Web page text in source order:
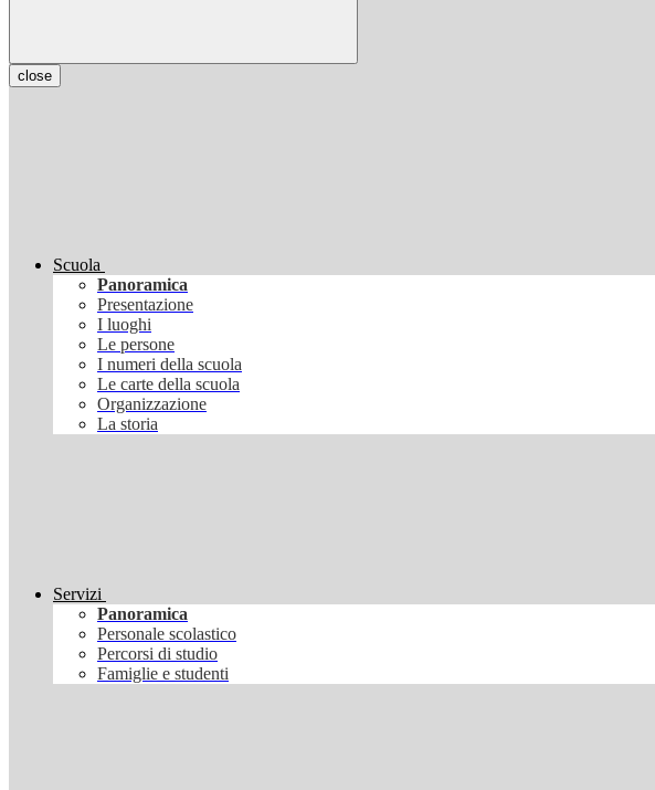
close
Scuola
Panoramica
Presentazione
I luoghi
Le persone
I numeri della scuola
Le carte della scuola
Organizzazione
La storia
Servizi
Panoramica
Personale scolastico
Percorsi di studio
Famiglie e studenti